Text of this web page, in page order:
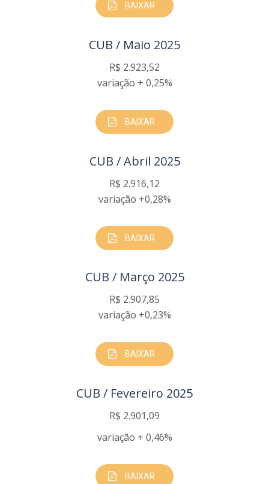
BAIXAR
CUB / Maio 2025
R$ 2.923,52
variação + 0,25%
BAIXAR
CUB / Abril 2025
R$ 2.916,12
variação +0,28%
BAIXAR
CUB / Março 2025
R$ 2.907,85
variação +0,23%
BAIXAR
CUB / Fevereiro 2025
R$ 2.901,09
variação + 0,46%
BAIXAR